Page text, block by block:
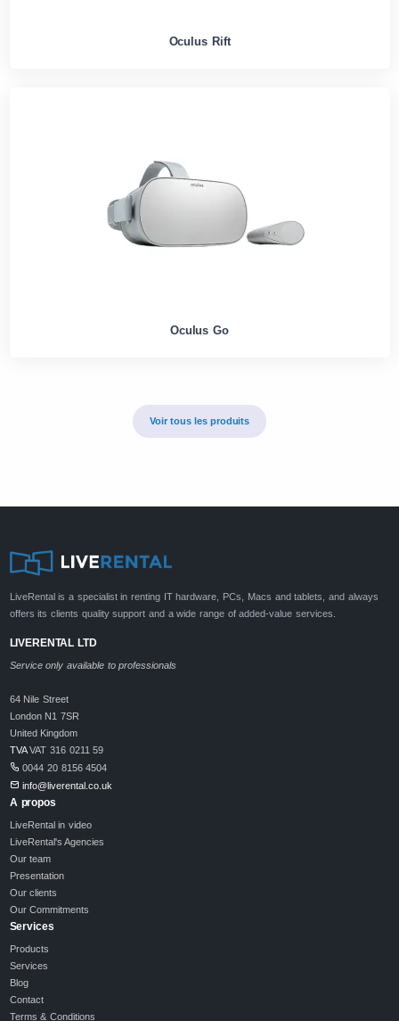
Oculus Rift
Oculus Go
Voir tous les produits
LiveRental is a specialist in renting IT hardware, PCs, Macs and tablets, and always
offers its clients quality support and a wide range of added-value services.
LIVERENTAL LTD
Service only available to professionals
64 Nile Street
London N1 7SR
United Kingdom
TVAVAT 316 0211 59
0044 20 8156 4504
info@liverental.co.uk
A propos
LiveRental in video
LiveRental's Agencies
Our team
Presentation
Our clients
Our Commitments
Services
Products
Services
Blog
Contact
Terms & Conditions